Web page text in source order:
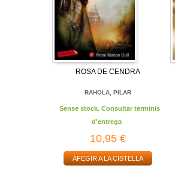
ROSA DE CENDRA
RAHOLA, PILAR
Sense stock. Consultar terminis
d'entrega
10,95 €
AFEGIR A LA CISTELLA